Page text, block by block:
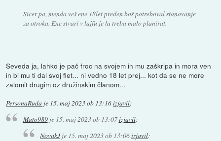
Sicer pa, menda veš ene 18let preden boš potreboval stanovanje
za otroka. Ene stvari v lajfu je la treba malo planirat.
Seveda ja, lahko je pač froc na svojem in mu zaškripa in mora ven
in bi mu ti dal svoj flet... ni vedno 18 let prej... kot da se ne more
zalomit drugim oz družinskim članom...
PersonaRuda je 15. maj 2023 ob 13:16izjavil:
Mato989je 15. maj 2023 ob 13:07izjavil:
NovakJje 15. maj 2023 ob 13:06izjavil: